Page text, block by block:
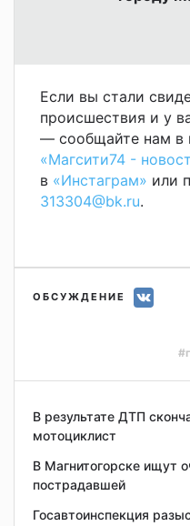
Если вы стали
происшествия и у
— сообщайте нам в
«Магсити74 -
в «Инстаграм» или
313304@bk.ru.
ОБСУЖДЕНИЕ
В результате ДТП
мотоциклист
В Магнитогорске ищут
пострадавшей
Госавтоинспекция